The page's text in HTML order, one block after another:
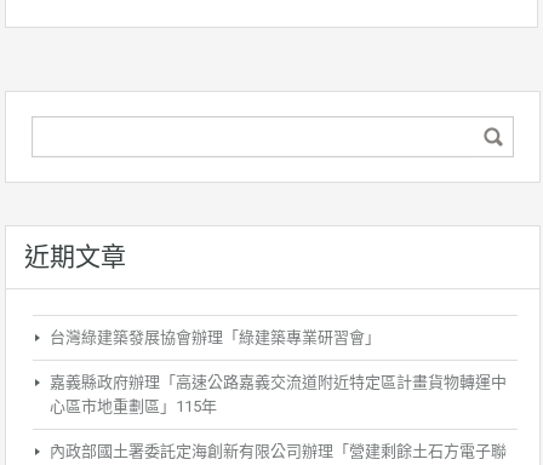
近期文章
台灣綠建築發展協會辦理「綠建築專業研習會」
嘉義縣政府辦理「高速公路嘉義交流道附近特定區計畫貨物轉運中
心區市地重劃區」115年
內政部國土署委託定海創新有限公司辦理「營建剩餘土石方電子聯